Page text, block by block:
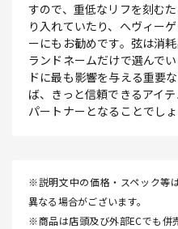
すので、重低なリフを刻む
り入れていたり、へヴィー
ーにもお勧めです。弦は消
ランドネームだけで選んで
ドに最も影響を与える重要
ば、きっと信頼できるアイ
パートナーとなることでしょ
※説明文中の価格・スペック等
異なる場合がございます。
※商品は店頭及び外部ECでも併